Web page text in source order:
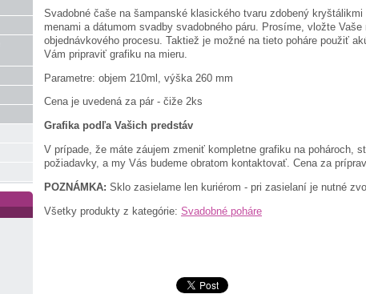
Svadobné čaše na šampanské klasického tvaru zdobený
menami a dátumom svadby svadobného páru. Prosíme, vložte
objednávkového procesu. Taktiež je možné na tieto poháre použiť
Vám pripraviť grafiku na mieru.
Parametre: objem 210ml, výška 260 mm
Cena je uvedená za pár - čiže 2ks
Grafika podľa Vašich predstáv
V prípade, že máte záujem zmeniť kompletne grafiku na pohároch,
požiadavky, a my Vás budeme obratom kontaktovať. Cena za
POZNÁMKA: Sklo zasielame len kuriérom - pri zasielaní je nutné
Všetky produkty z kategórie: Svadobné poháre